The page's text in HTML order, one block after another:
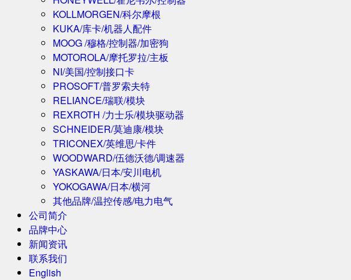
KOLLMORGEN/科尔摩根
KUKA/库卡/机器人配件
MOOG /穆格/控制器/加密狗
MOTOROLA/摩托罗拉/主板
NI/美国/控制接口卡
PROSOFT/普罗索夫特
RELIANCE/瑞联/模块
REXROTH /力士乐/模块驱动器
SCHNEIDER/莫迪康/模块
TRICONEX/英维思/卡件
WOODWARD/伍德沃德/调速器
YASKAWA/日本/安川电机
YOKOGAWA/日本/横河
其他品牌/温控传感/电力电气
公司简介
品牌中心
新闻资讯
联系我们
English